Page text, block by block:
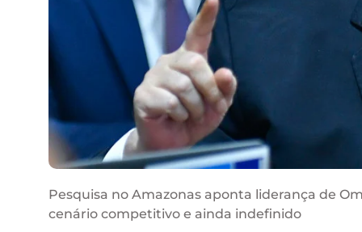
Pesquisa no Amazonas aponta liderança de
cenário competitivo e ainda indefinido